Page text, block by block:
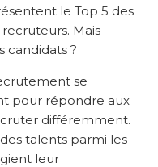
le Top 5 des
Mais
candidats ?
se
pour répondre aux
différemment.
talents parmi les
leur